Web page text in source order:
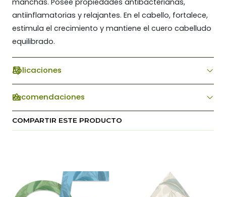
manchas. Posee propiedades antibacterianas,
antiinflamatorias y relajantes. En el cabello, fortalece,
estimula el crecimiento y mantiene el cuero cabelludo
equilibrado.
Aplicaciones
Recomendaciones
COMPARTIR ESTE PRODUCTO